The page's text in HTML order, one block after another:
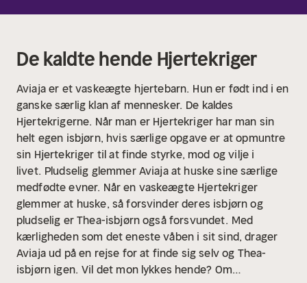
De kaldte hende Hjertekriger
Aviaja er et vaskeægte hjertebarn. Hun er født ind i en
ganske særlig klan af mennesker. De kaldes
Hjertekrigerne. Når man er Hjertekriger har man sin
helt egen isbjørn, hvis særlige opgave er at opmuntre
sin Hjertekriger til at finde styrke, mod og vilje i
livet. Pludselig glemmer Aviaja at huske sine særlige
medfødte evner. Når en vaskeægte Hjertekriger
glemmer at huske, så forsvinder deres isbjørn og
pludselig er Thea-isbjørn også forsvundet. Med
kærligheden som det eneste våben i sit sind, drager
Aviaja ud på en rejse for at finde sig selv og Thea-
isbjørn igen. Vil det mon lykkes hende? Om